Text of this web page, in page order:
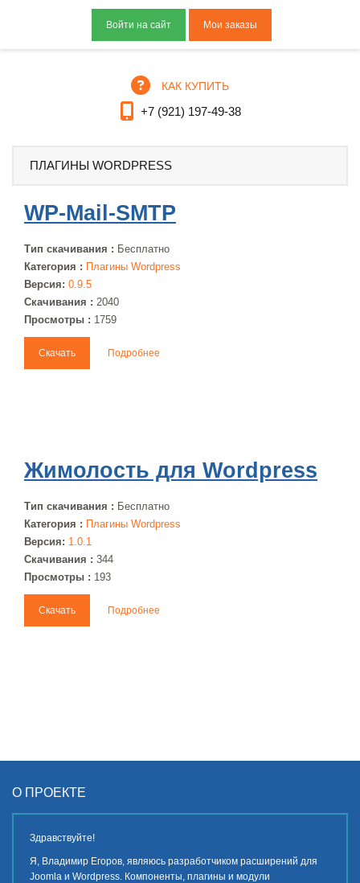
Мои заказы
КАК КУПИТЬ
+7 (921) 197-49-38
ПЛАГИНЫ WORDPRESS
WP-Mail-SMTP
Тип скачивания : Бесплатно
Категория : Плагины Wordpress
Версия: 0.9.5
Скачивания : 2040
Просмотры : 1759
Скачать Подробнее
Жимолость для Wordpress
Тип скачивания : Бесплатно
Категория : Плагины Wordpress
Версия: 1.0.1
Скачивания : 344
Просмотры : 193
Скачать Подробнее
О ПРОЕКТЕ
Здравствуйте!
Я, Владимир Егоров, являюсь разработчиком расширений для
Joomla и Wordpress. Компоненты, плагины и модули